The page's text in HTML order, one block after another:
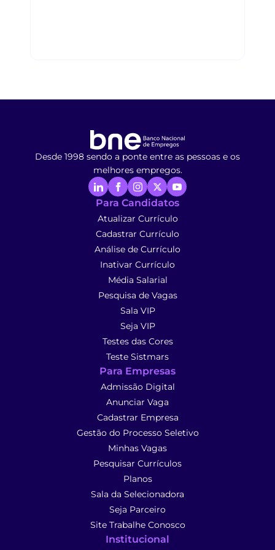
Desde 1998 sendo a ponte entre as pessoas e os
melhores empregos.
Para Candidatos
Atualizar Currículo
Cadastrar Currículo
Análise de Currículo
Inativar Currículo
Média Salarial
Pesquisa de Vagas
Sala VIP
Seja VIP
Testes das Cores
Teste Sistmars
Para Empresas
Admissão Digital
Anunciar Vaga
Cadastrar Empresa
Gestão do Processo Seletivo
Minhas Vagas
Pesquisar Currículos
Planos
Sala da Selecionadora
Seja Parceiro
Site Trabalhe Conosco
Institucional